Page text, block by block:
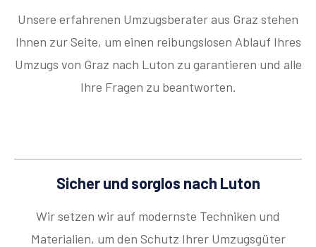
Unsere erfahrenen Umzugsberater aus Graz stehen
Ihnen zur Seite, um einen reibungslosen Ablauf Ihres
Umzugs von Graz nach Luton zu garantieren und alle
Ihre Fragen zu beantworten.
Sicher und sorglos nach Luton
Wir setzen wir auf modernste Techniken und
Materialien, um den Schutz Ihrer Umzugsgüter